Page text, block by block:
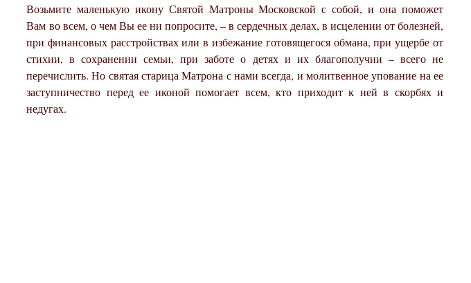
Возьмите маленькую икону Святой Матроны Московской с собой, и она поможет
Вам во всем, о чем Вы ее ни попросите, – в сердечных делах, в исцелении от болезней,
при финансовых расстройствах или в избежание готовящегося обмана, при ущербе от
стихии, в сохранении семьи, при заботе о детях и их благополучии – всего не
перечислить. Но святая старица Матрона с нами всегда, и молитвенное упование на ее
заступничество перед ее иконой помогает всем, кто приходит к ней в скорбях и
недугах.